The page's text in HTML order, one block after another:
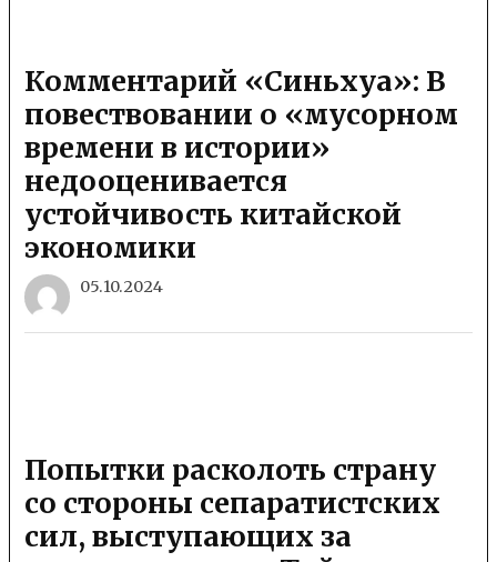
Комментарий «Синьхуа»: В
повествовании о «мусорном
времени в истории»
недооценивается
устойчивость китайской
экономики
05.10.2024
Попытки расколоть страну
со стороны сепаратистских
сил, выступающих за